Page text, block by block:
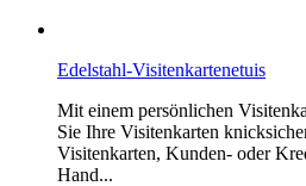
Edelstahl-Visitenkartenetuis
Mit einem persönlichen
Sie Ihre Visitenkarten
Visitenkarten, Kunden- oder
Hand...